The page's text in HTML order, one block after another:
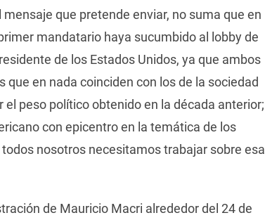
que pretende enviar, no suma que en
mandatario haya sucumbido al lobby de
de los Estados Unidos, ya que ambos
en nada coinciden con los de la sociedad
peso político obtenido en la década anterior;
con epicentro en la temática de los
nosotros necesitamos trabajar sobre esa
de Mauricio Macri alrededor del 24 de